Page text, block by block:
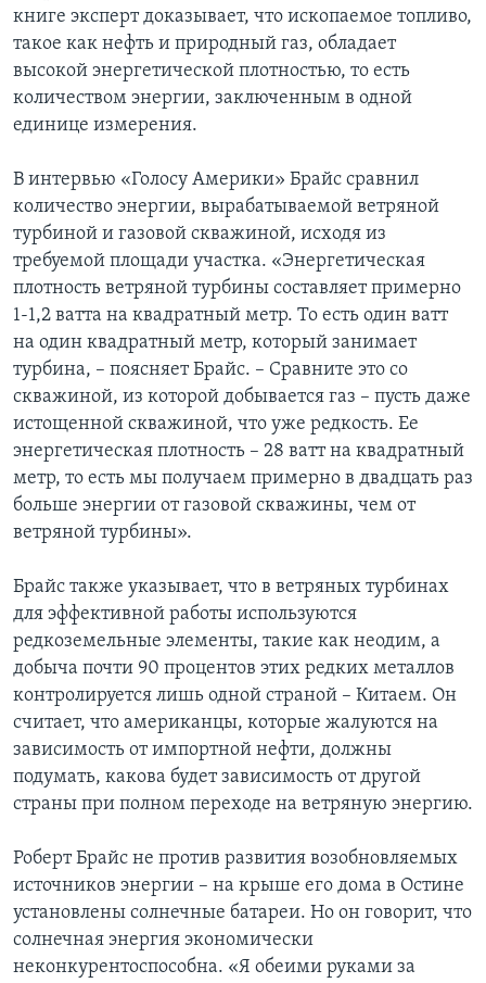
книге эксперт доказывает, что ископаемое топливо,
такое как нефть и природный газ, обладает
высокой энергетической плотностью, то есть
количеством энергии, заключенным в одной
единице измерения.
В интервью «Голосу Америки» Брайс сравнил
количество энергии, вырабатываемой ветряной
турбиной и газовой скважиной, исходя из
требуемой площади участка. «Энергетическая
плотность ветряной турбины составляет примерно
1-1,2 ватта на квадратный метр. То есть один ватт
на один квадратный метр, который занимает
турбина, – поясняет Брайс. – Сравните это со
скважиной, из которой добывается газ – пусть даже
истощенной скважиной, что уже редкость. Ее
энергетическая плотность – 28 ватт на квадратный
метр, то есть мы получаем примерно в двадцать раз
больше энергии от газовой скважины, чем от
ветряной турбины».
Брайс также указывает, что в ветряных турбинах
для эффективной работы используются
редкоземельные элементы, такие как неодим, а
добыча почти 90 процентов этих редких металлов
контролируется лишь одной страной – Китаем. Он
считает, что американцы, которые жалуются на
зависимость от импортной нефти, должны
подумать, какова будет зависимость от другой
страны при полном переходе на ветряную энергию.
Роберт Брайс не против развития возобновляемых
источников энергии – на крыше его дома в Остине
установлены солнечные батареи. Но он говорит, что
солнечная энергия экономически
неконкурентоспособна. «Я обеими руками за